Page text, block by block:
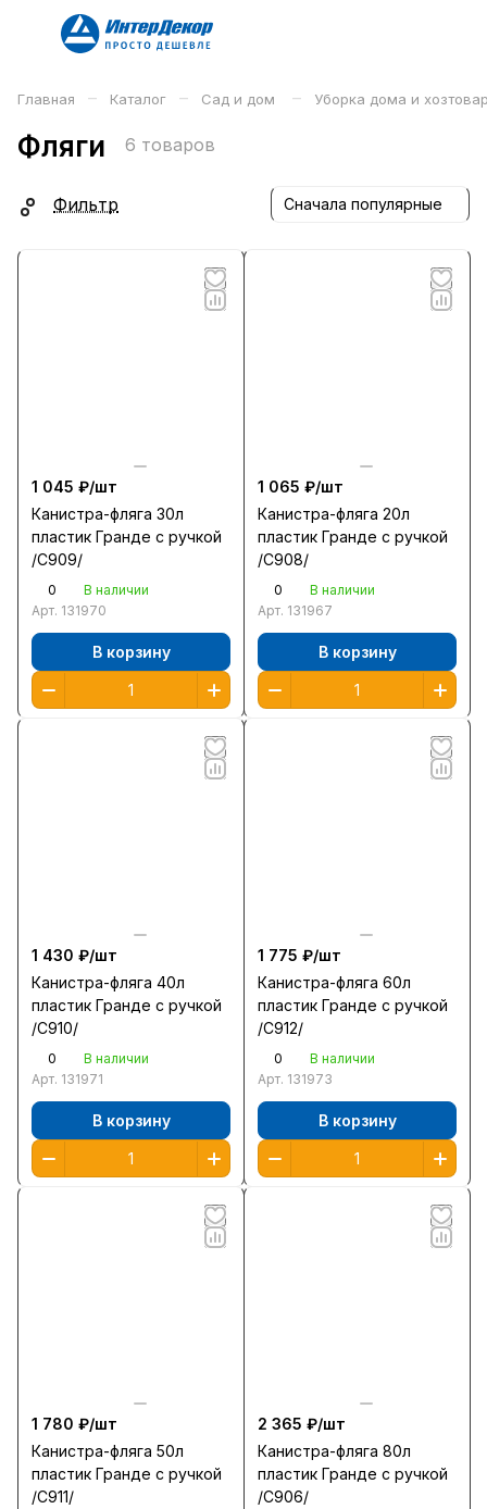
Главная – Каталог – Сад и дом – Уборка дома и
Фляги 6 товаров
Фильтр Сначала популярные
1 045 ₽/шт
Канистра-фляга 30л
пластик Гранде с ручкой
/С909/
0
В наличии
Арт. 131970
В корзину
1 065 ₽/шт
Канистра-фляга 20л
пластик Гранде с ручкой
/С908/
0
В наличии
Арт. 131967
В корзину
1 430 ₽/шт
Канистра-фляга 40л
пластик Гранде с ручкой
/С910/
0
В наличии
Арт. 131971
В корзину
1 775 ₽/шт
Канистра-фляга 60л
пластик Гранде с ручкой
/С912/
0
В наличии
Арт. 131973
В корзину
1 780 ₽/шт
Канистра-фляга 50л
пластик Гранде с ручкой
/С911/
2 365 ₽/шт
Канистра-фляга 80л
пластик Гранде с ручкой
/С906/